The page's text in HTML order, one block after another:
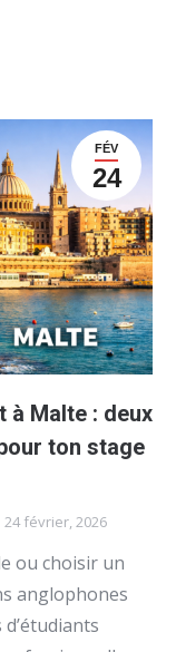
FÉV
24
à Malte : deux
ton stage
24 février, 2026
ou choisir un
anglophones